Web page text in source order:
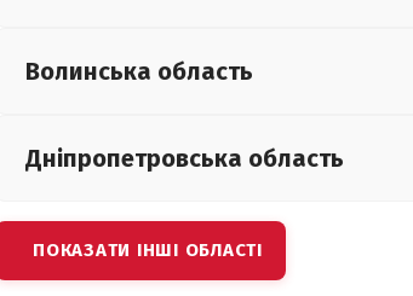
Волинська область
Дніпропетровська область
ПОКАЗАТИ ІНШІ ОБЛАСТІ